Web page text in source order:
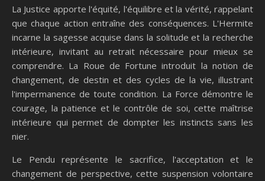
La Justice apporte l'équité, l'équilibre et la vérité, rappelant
que chaque action entraîne des conséquences. L'Hermite
incarne la sagesse acquise dans la solitude et la recherche
intérieure, invitant au retrait nécessaire pour mieux se
comprendre. La Roue de Fortune introduit la notion de
changement, de destin et des cycles de la vie, illustrant
l'impermanence de toute condition. La Force démontre le
courage, la patience et le contrôle de soi, cette maîtrise
intérieure qui permet de dompter les instincts sans les
nier.
Le Pendu représente le sacrifice, l'acceptation et le
changement de perspective, cette suspension volontaire